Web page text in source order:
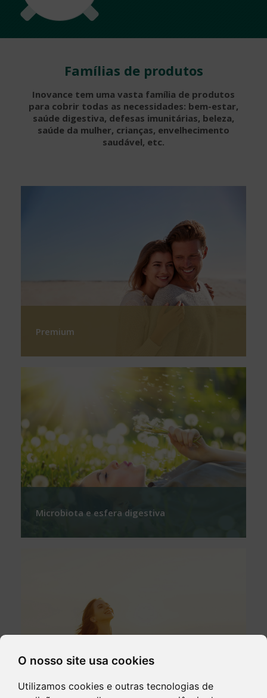
O nosso site usa cookies
Utilizamos cookies e outras tecnologias de
Famílias de produtos
Inovance tem uma vasta família de produtos
para cobrir todas as necessidades: bem-estar,
saúde digestiva, defesas imunitárias, beleza,
saúde da mulher, crianças, envelhecimento
saudável, etc.
Premium
Microbiota e esfera digestiva
Ácidos gordos essenciais